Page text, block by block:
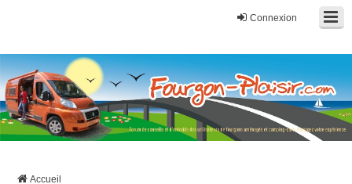
Connexion
Fourgon-plaisir.com
Forum de conseils et d'entraide des utilisateurs de fourgons, fourgons
aménagés, vans et de camping-car. Partagez votre expérience.
Accueil